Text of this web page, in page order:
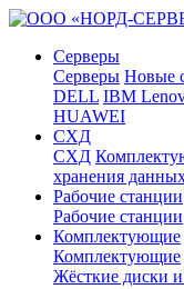
Серверы
Серверы Новые
DELL IBM
HUAWEI
СХД
СХД
хранения
Рабочие станции
Рабочие станции
Комплектующие
Комплектующие
Жёсткие диски